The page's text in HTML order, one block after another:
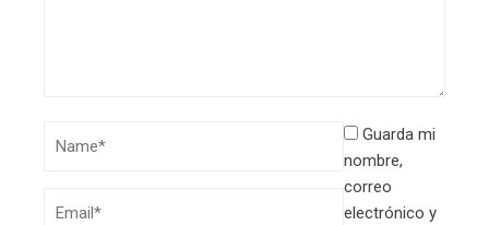
Guarda mi
nombre,
correo
electrónico y